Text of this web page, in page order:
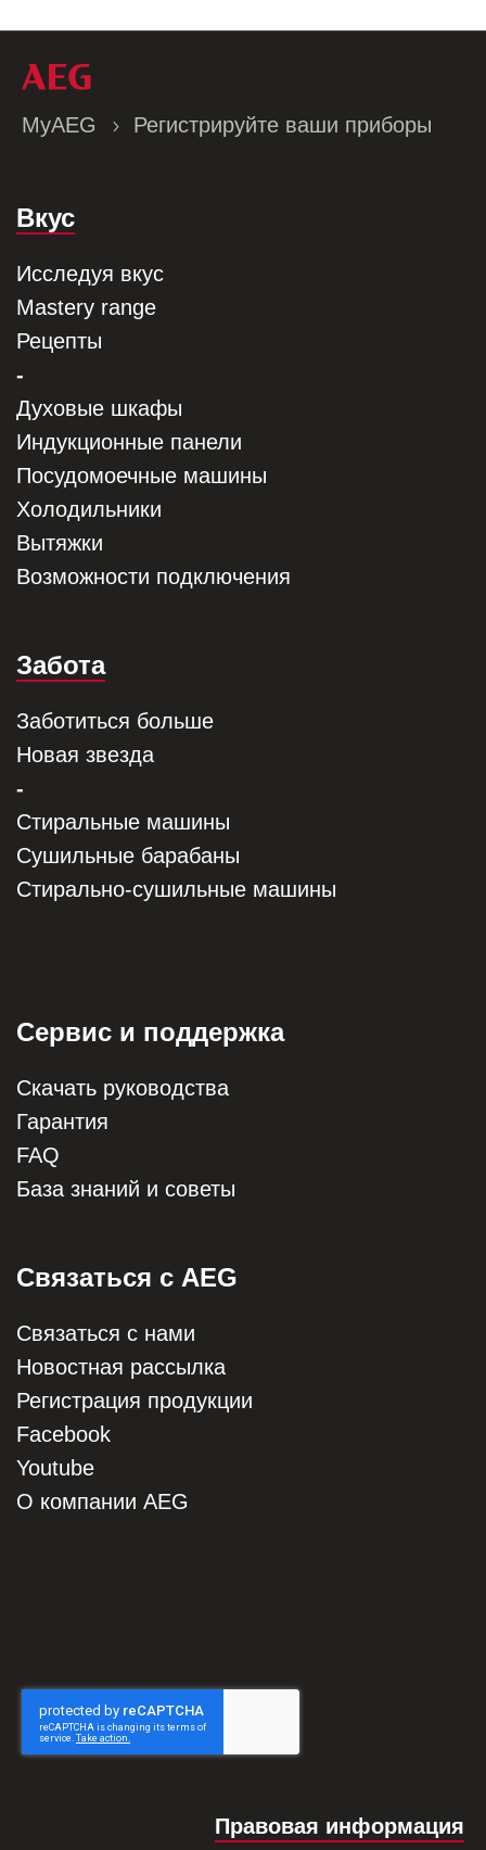
MyAEG Регистрируйте ваши приборы
Вкус
Исследуя вкус
Mastery range
Рецепты
-
Духовые шкафы
Индукционные панели
Посудомоечные машины
Холодильники
Вытяжки
Возможности подключения
Забота
Заботиться больше
Новая звезда
-
Стиральные машины
Сушильные барабаны
Стирально-сушильные машины
Сервис и поддержка
Скачать руководства
Гарантия
FAQ
База знаний и советы
Связаться с AEG
Связаться с нами
Новостная рассылка
Регистрация продукции
Facebook
Youtube
О компании AEG
Правовая информация